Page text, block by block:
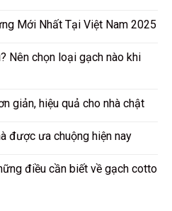
Mới Nhất Tại Việt Nam 2025
Nên chọn loại gạch nào khi
giản, hiệu quả cho nhà chật
được ưa chuộng hiện nay
điều cần biết về gạch cotto